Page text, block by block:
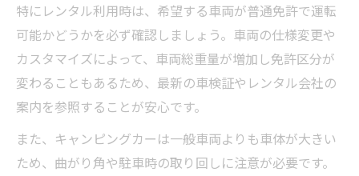
特にレンタル利用時は、希望する車両が普通免許で運転
可能かどうかを必ず確認しましょう。車両の仕様変更や
カスタマイズによって、車両総重量が増加し免許区分が
変わることもあるため、最新の車検証やレンタル会社の
案内を参照することが安心です。
また、キャンピングカーは一般車両よりも車体が大きい
ため、曲がり角や駐車時の取り回しに注意が必要です。